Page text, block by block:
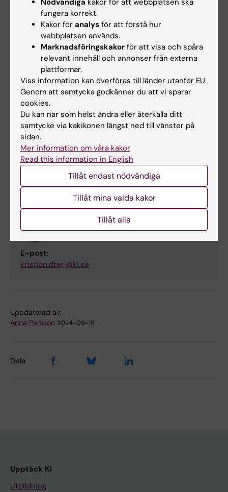
Publikation
Application of an in vitro new approach
methodology to determine relative cancer
potency factors of air pollutants based on
whole mixtures.
de Oliveira Galvão MF, Scaramboni C, Ünlü
Endirlik B, Vieira Silva A, Öberg M, Pozza SA,
Watanabe T, de Oliveira Rodrigues PC, de
Castro Vasconcellos P, Sadiktsis I, Dreij K
Environ Int 2024 Aug;190():108942
Kontakt
Kristian Dreij
Lektor
E-post:
kristian.dreij@ki.se
Uppdaterad av:
Anna Persson 2024-09-16
Dela
Upptäck KI
Utbildning
Nödvändiga kakor för att webbplatsen ska
fungera korrekt.
Kakor för analys för att förstå hur
webbplatsen används.
Marknadsföringskakor för att visa och spåra
relevant innehåll och annonser från externa
plattformar.
Viss information kan överföras till länder utanför EU.
Genom att samtycka godkänner du att vi sparar
cookies.
Du kan när som helst ändra eller återkalla ditt
samtycke via kakikonen längst ned till vänster på
sidan.
Mer information om våra kakor
Read this information in English
Tillåt endast nödvändiga
Tillåt mina valda kakor
Tillåt alla